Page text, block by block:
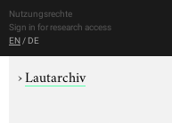
Nutzungsrechte
Sign in for research access
EN / DE
›Lautarchiv